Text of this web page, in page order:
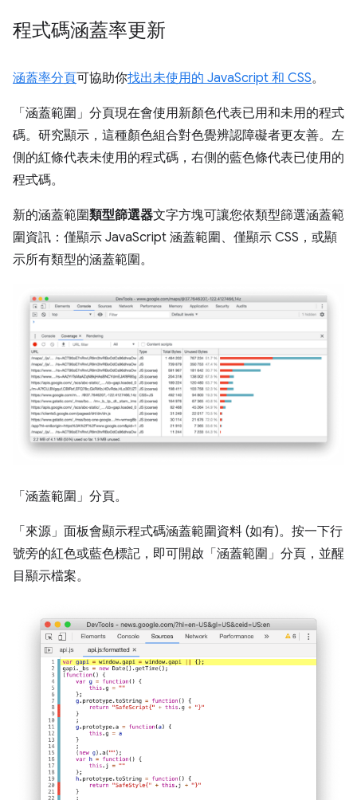
程式碼涵蓋率更新
涵蓋率分頁可協助你找出未使用的 JavaScript 和 CSS。
「涵蓋範圍」分頁現在會使用新顏色代表已用和未用的程式
碼。研究顯示，這種顏色組合對色覺辨認障礙者更友善。左
側的紅條代表未使用的程式碼，右側的藍色條代表已使用的
程式碼。
新的涵蓋範圍類型篩選器文字方塊可讓您依類型篩選涵蓋範
圍資訊：僅顯示 JavaScript 涵蓋範圍、僅顯示 CSS，或顯
示所有類型的涵蓋範圍。
「涵蓋範圍」分頁。
「來源」面板會顯示程式碼涵蓋範圍資料 (如有)。按一下行
號旁的紅色或藍色標記，即可開啟「涵蓋範圍」分頁，並醒
目顯示檔案。